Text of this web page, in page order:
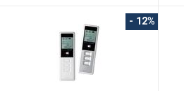
- 12%